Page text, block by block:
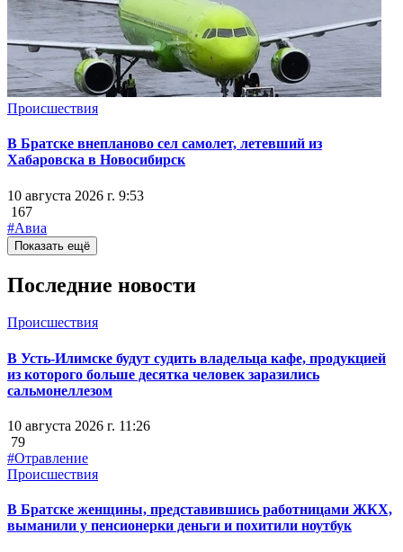
Происшествия
В Братске внепланово сел самолет, летевший из
Хабаровска в Новосибирск
10 августа 2026 г. 9:53
167
#Авиа
Показать ещё
Последние новости
Происшествия
В Усть-Илимске будут судить владельца кафе, продукцией
из которого больше десятка человек заразились
сальмонеллезом
10 августа 2026 г. 11:26
79
#Отравление
Происшествия
В Братске женщины, представившись работницами ЖКХ,
выманили у пенсионерки деньги и похитили ноутбук